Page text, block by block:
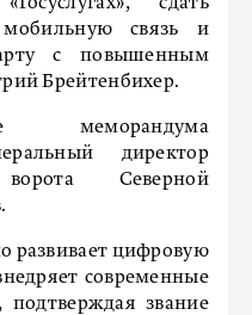
связь и
с повышенным
Брейтенбихер.
меморандума
директор
Северной
развивает цифровую
современные
подтверждая звание